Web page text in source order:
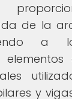
de la
a
y